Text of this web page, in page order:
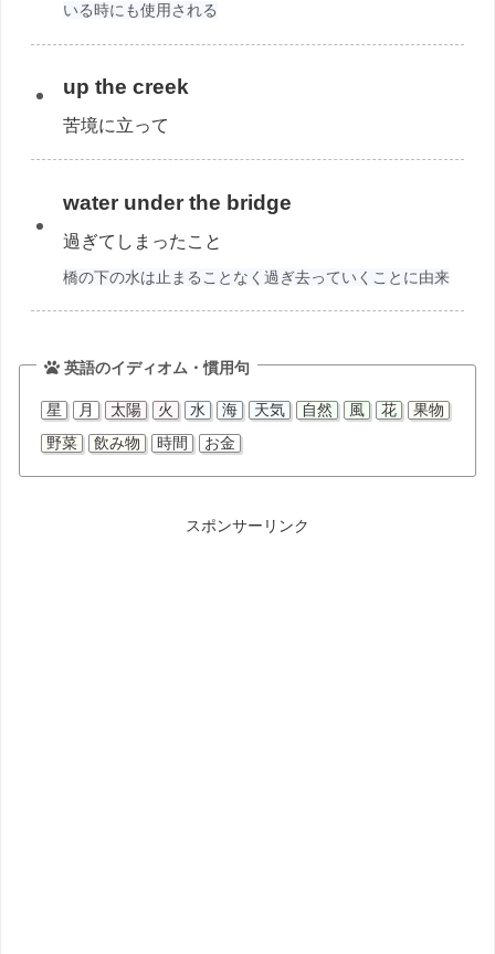
いる時にも使用される
up the creek
苦境に立って
water under the bridge
過ぎてしまったこと
橋の下の水は止まることなく過ぎ去っていくことに由来
英語のイディオム・慣用句
星 月 太陽 火 水 海 天気 自然 風 花
果物
野菜
飲み物 時間 お金
スポンサーリンク